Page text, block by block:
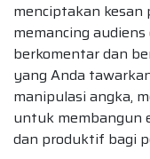
menciptakan kesan
memancing
berkomentar dan
yang Anda
manipulasi angka,
untuk membangun
dan produktif bagi